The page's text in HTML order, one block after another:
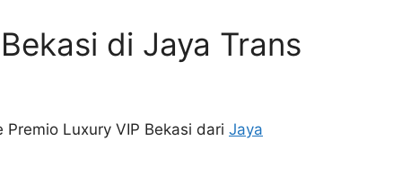
di Jaya Trans
Luxury VIP Bekasi dari Jaya